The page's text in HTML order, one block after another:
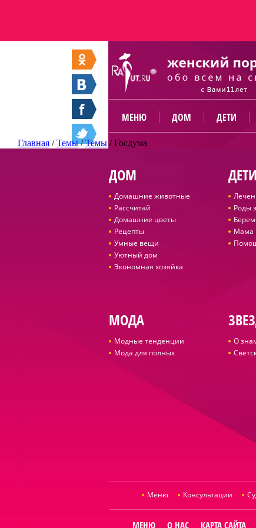
МЕНЮ ДОМ ДЕТИ
Главная /Темы/Темы /Госдума
ДОМ
Домашние животные
Рассчитай
Домашние цветы
Рецепты
Умные вещи
Уютный дом
Экономная хозяйка
ДЕТИ
Роды
Мама
МОДА
Модные тенденции
Мода для полных
О
Меню Консультации
МЕНЮ О НАС КАРТА САЙТА